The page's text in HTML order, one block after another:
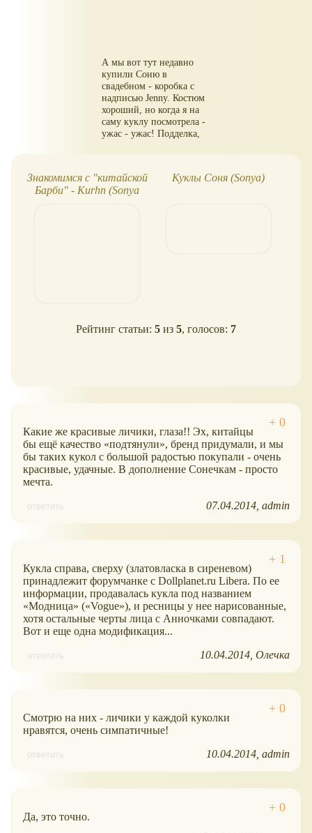
А мы вот тут недавно
купили Соню в
свадебном - коробка с
надписью Jenny. Костюм
хороший, но когда я на
саму куклу посмотрела -
ужас - ужас! Подделка,
Знакомимся с "китайской
Барби" - Kurhn (Sonya
Куклы Соня (Sonya)
Рейтинг статьи: 5 из 5, голосов: 7
Какие же красивые личики, глаза!! Эх, китайцы
бы ещё качество
подтянули , бренд придумали, и мы
бы таких кукол с большой радостью покупали - очень
красивые, удачные. В дополнение Сонечкам - просто
мечта.
ответить 07.04.2014 admin
Кукла справа, сверху (златовласка в сиреневом)
принадлежит форумчанке с Dollplanet.ru Libera. По ее
информации, продавалась кукла под названием
Модница
( Vogue ), и ресницы у нее нарисованные,
хотя остальные черты лица с Анночками совпадают.
Вот и еще одна модификация...
ответить 10.04.2014 Олечка
Смотрю на них - личики у каждой куколки
нравятся, очень симпатичные!
ответить 10.04.2014 admin
Да, это точно.